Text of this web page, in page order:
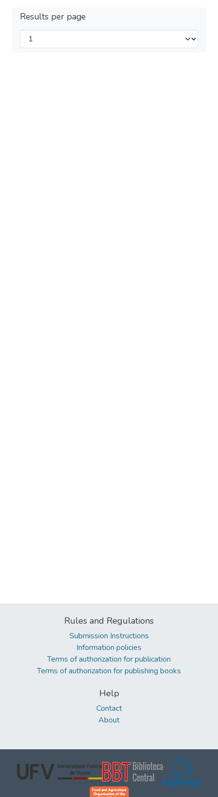
Results per page
Rules and Regulations
Submission Instructions
Information policies
Terms of authorization for publication
Terms of authorization for publishing books
Help
Contact
About